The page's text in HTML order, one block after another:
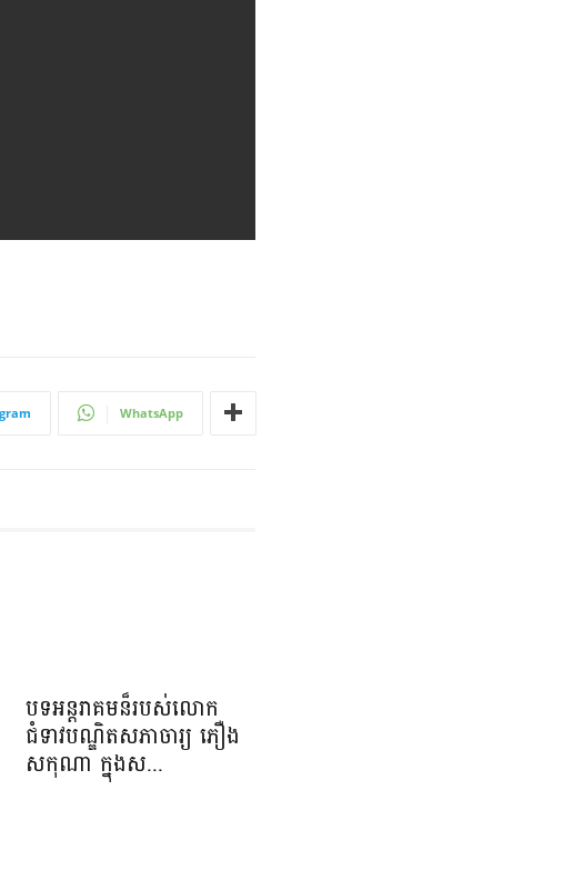
WhatsApp
បទអន្តរាគមន៏របស់លោក
ជំទាវបណ្ឌិតសភាចារ្យ ភឿង
សកុណា ក្នុងស...